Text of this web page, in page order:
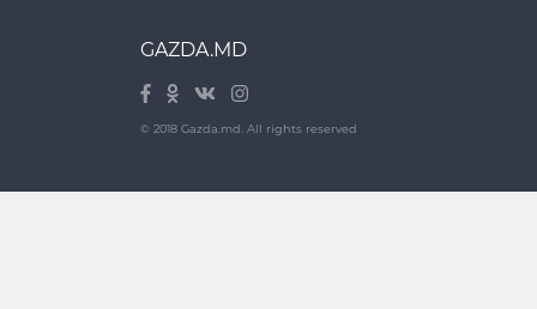
GAZDA.MD
© 2018 Gazda.md. All rights reserved